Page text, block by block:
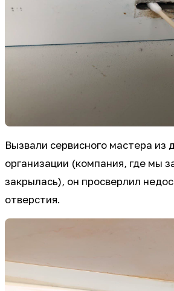
Вызвали сервисного мастера из
организации (компания, где мы
закрылась), он просверлил
отверстия.